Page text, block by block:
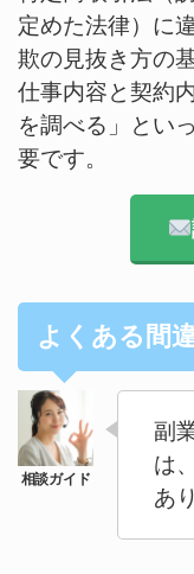
定めた法律）に
欺の見抜き方の
仕事内容と契約
を調べる」とい
要です。
よくある間
副
は
あ